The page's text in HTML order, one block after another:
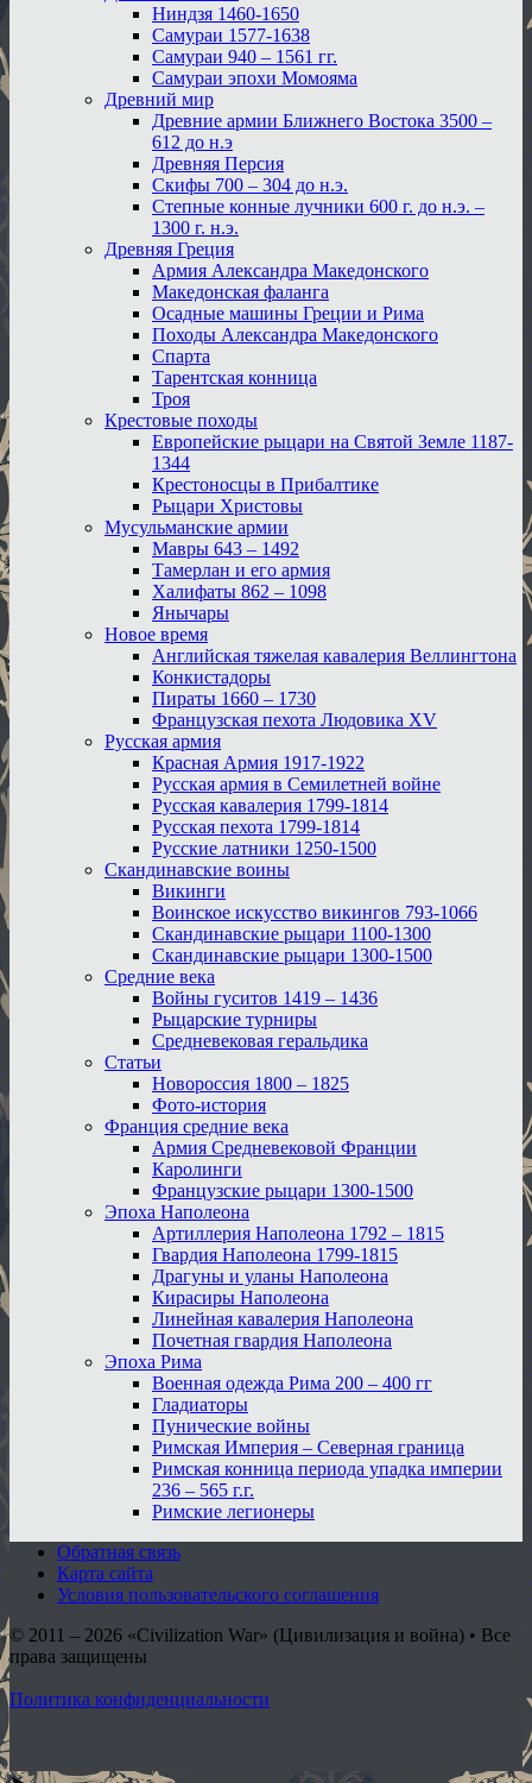
Ниндзя 1460-1650
Самураи 1577-1638
Самураи 940 – 1561 гг.
Самураи эпохи Момояма
Древний мир
Древние армии Ближнего Востока 3500 –
612 до н.э
Древняя Персия
Скифы 700 – 304 до н.э.
Степные конные лучники 600 г. до н.э. –
1300 г. н.э.
Древняя Греция
Армия Александра Македонского
Македонская фаланга
Осадные машины Греции и Рима
Походы Александра Македонского
Спарта
Тарентская конница
Троя
Крестовые походы
Европейские рыцари на Святой Земле 1187-
1344
Крестоносцы в Прибалтике
Рыцари Христовы
Мусульманские армии
Мавры 643 – 1492
Тамерлан и его армия
Халифаты 862 – 1098
Янычары
Новое время
Английская тяжелая кавалерия Веллингтона
Конкистадоры
Пираты 1660 – 1730
Французская пехота Людовика XV
Русская армия
Красная Армия 1917-1922
Русская армия в Семилетней войне
Русская кавалерия 1799-1814
Русская пехота 1799-1814
Русские латники 1250-1500
Скандинавские воины
Викинги
Воинское искусство викингов 793-1066
Скандинавские рыцари 1100-1300
Скандинавские рыцари 1300-1500
Средние века
Войны гуситов 1419 – 1436
Рыцарские турниры
Средневековая геральдика
Статьи
Новороссия 1800 – 1825
Фото-история
Франция средние века
Армия Средневековой Франции
Каролинги
Французские рыцари 1300-1500
Эпоха Наполеона
Артиллерия Наполеона 1792 – 1815
Гвардия Наполеона 1799-1815
Драгуны и уланы Наполеона
Кирасиры Наполеона
Линейная кавалерия Наполеона
Почетная гвардия Наполеона
Эпоха Рима
Военная одежда Рима 200 – 400 гг
Гладиаторы
Пунические войны
Римская Империя – Северная граница
Римская конница периода упадка империи
236 – 565 г.г.
Римские легионеры
Обратная связь
Карта сайта
Условия пользовательского соглашения
© 2011 – 2026 «Civilization War» (Цивилизация и война) • Все
права защищены
Политика конфиденциальности